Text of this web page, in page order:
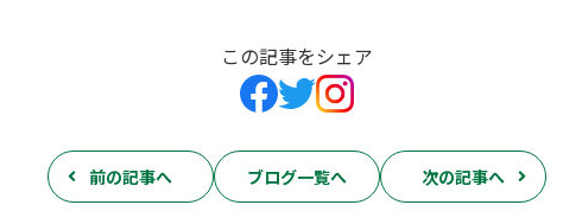
この記事をシェア
前の記事へ ブログ一覧へ 次の記事へ